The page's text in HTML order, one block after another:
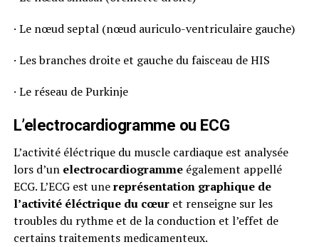
· Le nœud septal (nœud auriculo-ventriculaire gauche)
· Les branches droite et gauche du faisceau de HIS
· Le réseau de Purkinje
L’electrocardiogramme ou ECG
L’activité éléctrique du muscle cardiaque est analysée
lors d’un electrocardiogrammeégalement appellé
ECG. L’ECG est unereprésentation graphique de
l’activité éléctrique du cœuret renseigne sur les
troubles du rythme et de la conduction et l’effet de
certains traitements medicamenteux.